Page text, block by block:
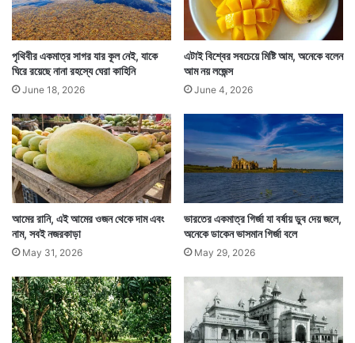
বৌদ্ধধর্ম প্রচারে অশোক ছিলেন অন্যতম অগ্রগণ্য সম্রাট।
বিভিন্ন প্রান্তে বৌদ্ধধর্মের প্রসার সম্রাট অশোকের হাত ধরেই
সম্ভব হয়েছিল। তাই বৌদ্ধদের এই বজ্রযান সম্প্রদায়ের কাছে
তাঁর গুরুত্ব অপরিসীম।
পৃথিবীর একমাত্র সাগর যার কূল নেই, যাকে
ঘিরে রয়েছে নানা রহস্যে ঘেরা কাহিনি
June 18, 2026
এটাই বিশ্বের সবচেয়ে মিষ্টি আম, অনেকে বলেন
আম নয় লজেন্স
June 4, 2026
আমের রানি, এই আমের ওজন থেকে দাম এবং
নাম, সবই নজরকাড়া
May 31, 2026
ভারতের একমাত্র গির্জা যা বর্ষায় ডুব দেয় জলে,
অনেকে ডাকেন ভাসমান গির্জা বলে
May 29, 2026